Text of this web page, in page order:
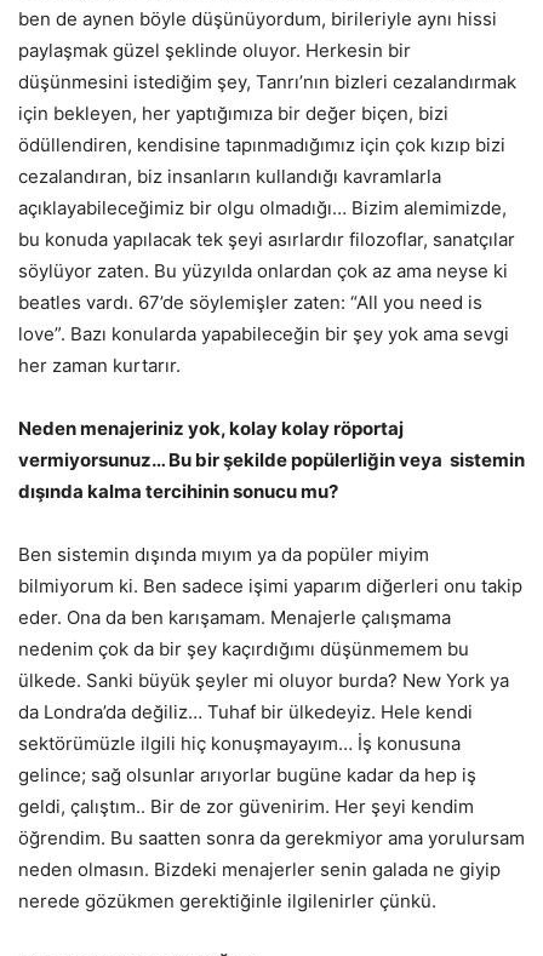
ben de aynen böyle düşünüyordum, birileriyle aynı hissi
paylaşmak güzel şeklinde oluyor. Herkesin bir
düşünmesini istediğim şey, Tanrı’nın bizleri cezalandırmak
için bekleyen, her yaptığımıza bir değer biçen, bizi
ödüllendiren, kendisine tapınmadığımız için çok kızıp bizi
cezalandıran, biz insanların kullandığı kavramlarla
açıklayabileceğimiz bir olgu olmadığı… Bizim alemimizde,
bu konuda yapılacak tek şeyi asırlardır filozoflar, sanatçılar
söylüyor zaten. Bu yüzyılda onlardan çok az ama neyse ki
beatles vardı. 67’de söylemişler zaten: “All you need is
love”. Bazı konularda yapabileceğin bir şey yok ama sevgi
her zaman kurtarır.
Neden menajeriniz yok, kolay kolay röportaj
vermiyorsunuz… Bu bir şekilde popülerliğin veya sistemin
dışında kalma tercihinin sonucu mu?
Ben sistemin dışında mıyım ya da popüler miyim
bilmiyorum ki. Ben sadece işimi yaparım diğerleri onu takip
eder. Ona da ben karışamam. Menajerle çalışmama
nedenim çok da bir şey kaçırdığımı düşünmemem bu
ülkede. Sanki büyük şeyler mi oluyor burda? New York ya
da Londra’da değiliz… Tuhaf bir ülkedeyiz. Hele kendi
sektörümüzle ilgili hiç konuşmayayım… İş konusuna
gelince; sağ olsunlar arıyorlar bugüne kadar da hep iş
geldi, çalıştım.. Bir de zor güvenirim. Her şeyi kendim
öğrendim. Bu saatten sonra da gerekmiyor ama yorulursam
neden olmasın. Bizdeki menajerler senin galada ne giyip
nerede gözükmen gerektiğinle ilgilenirler çünkü.